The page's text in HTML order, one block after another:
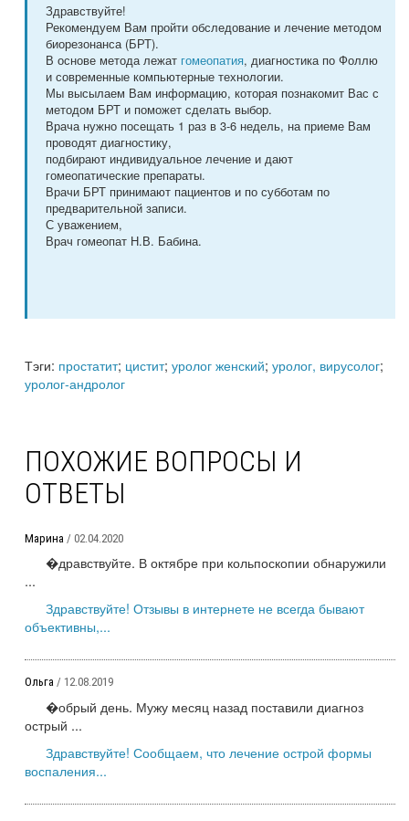
Здравствуйте!
Рекомендуем Вам пройти обследование и лечение методом
биорезонанса (БРТ).
В основе метода лежат гомеопатия, диагностика по Фоллю
и современные компьютерные технологии.
Мы высылаем Вам информацию, которая познакомит Вас с
методом БРТ и поможет сделать выбор.
Врача нужно посещать 1 раз в 3-6 недель, на приеме Вам
проводят диагностику,
подбирают индивидуальное лечение и дают
гомеопатические препараты.
Врачи БРТ принимают пациентов и по субботам по
предварительной записи.
С уважением,
Врач гомеопат Н.В. Бабина.
Тэги: простатит; цистит; уролог женский; уролог, вирусолог;
уролог-андролог
ПОХОЖИЕ ВОПРОСЫ И
ОТВЕТЫ
Марина / 02.04.2020
�дравствуйте. В октябре при кольпоскопии обнаружили
...
Здравствуйте! Отзывы в интернете не всегда бывают
объективны,...
Ольга / 12.08.2019
�обрый день. Мужу месяц назад поставили диагноз
острый ...
Здравствуйте! Сообщаем, что лечение острой формы
воспаления...